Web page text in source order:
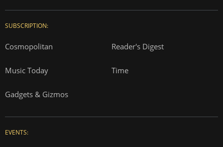
SUBSCRIPTION:
Cosmopolitan Reader's Digest
Music Today Time
Gadgets & Gizmos
EVENTS: